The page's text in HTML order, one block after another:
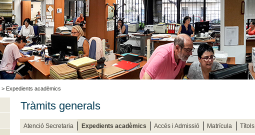
> Expedients acadèmics
Tràmits generals
Atenció Secretaria Expedients acadèmics Accés i Admissió Matrícula Títols